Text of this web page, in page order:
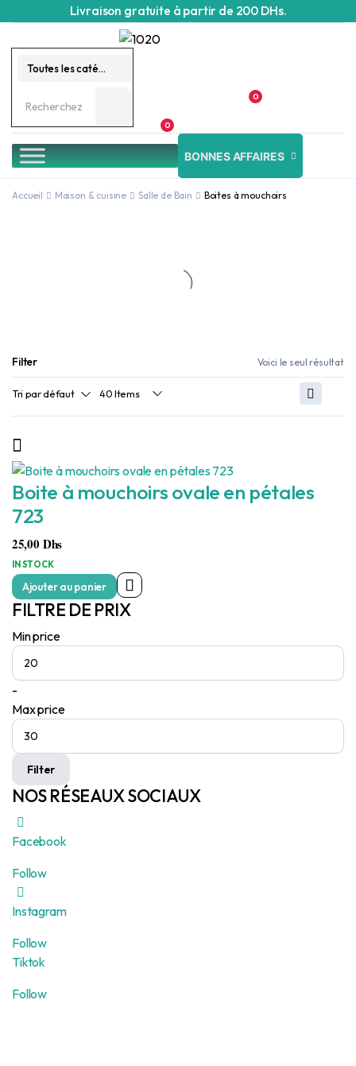
Livraison gratuite à partir de 200 DHs.
Toutes les catégories
0
0
BONNES AFFAIRES
Accueil Maison & cuisine Salle de Bain Boites à mouchoirs
Filter Voici le seul résultat
Boite à mouchoirs ovale en pétales
723
25,00Dhs
IN STOCK
Ajouter au panier
FILTRE DE PRIX
Min price
-
Max price
Filter
NOS RÉSEAUX SOCIAUX
Facebook
Follow
Instagram
Follow
Tiktok
Follow